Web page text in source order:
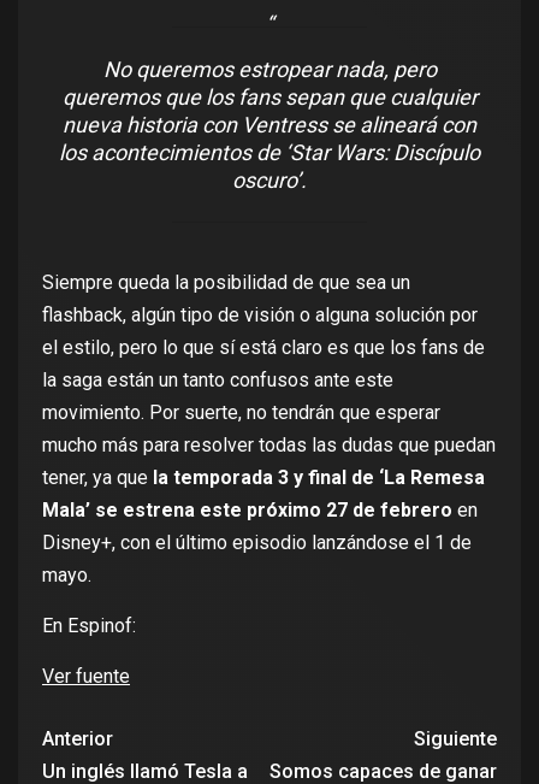
No queremos estropear nada, pero
queremos que los fans sepan que cualquier
nueva historia con Ventress se alineará con
los acontecimientos de ‘Star Wars: Discípulo
oscuro’.
Siempre queda la posibilidad de que sea un
flashback, algún tipo de visión o alguna solución por
el estilo, pero lo que sí está claro es que los fans de
la saga están un tanto confusos ante este
movimiento. Por suerte, no tendrán que esperar
mucho más para resolver todas las dudas que puedan
tener, ya que la temporada 3 y final de ‘La Remesa
Mala’ se estrena este próximo 27 de febrero en
Disney+, con el último episodio lanzándose el 1 de
mayo.
En Espinof:
Ver fuente
Anterior
Un inglés llamó Tesla a
Siguiente
Somos capaces de ganar